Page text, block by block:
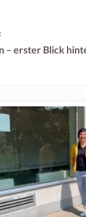
– erster Blick